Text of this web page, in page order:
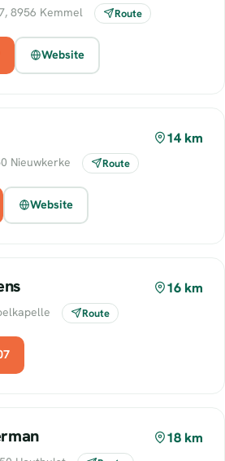
7, 8956 Kemmel Route
Website
14 km
Nieuwkerke Route
Website
16 km
Route
18 km